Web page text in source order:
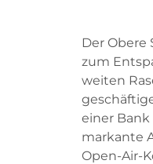
Der
zum
weiten
einer Bank
markante
Open-Air-